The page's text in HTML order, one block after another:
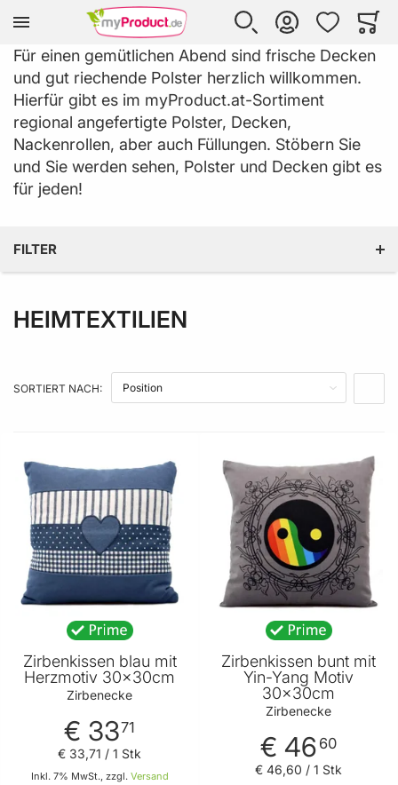
Zur Homepage
SUCHE
KONTO WUNSCHLISTE
Für einen gemütlichen Abend sind frische Decken
und gut riechende Polster herzlich willkommen.
Hierfür gibt es im myProduct.at-Sortiment
regional angefertigte Polster, Decken,
Nackenrollen, aber auch Füllungen. Stöbern Sie
und Sie werden sehen, Polster und Decken gibt es
für jeden!
FILTER
KATEGORIE
PREIS
PRODUZENT
GRÖSSE
HEIMTEXTILIEN
SORTIERT NACH:
Zirbenkissen blau mit
Herzmotiv 30x30cm
Zirbenecke
€ 3371
Inkl. 7% MwSt., zzgl. Versand
€ 33,71 / 1 Stk
Zirbenkissen bunt mit
Yin-Yang Motiv
30x30cm
Zirbenecke
€ 46 60
€ 46,60 / 1 Stk